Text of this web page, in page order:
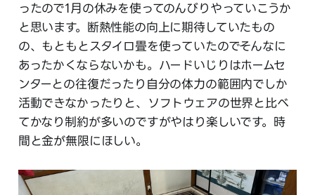
ったので1月の休みを使ってのんびりやっていこうか
と思います。断熱性能の向上に期待していたもの
の、もともとスタイロ畳を使っていたのでそんなに
あったかくならないかも。ハードいじりはホームセ
ンターとの往復だったり自分の体力の範囲内でしか
活動できなかったりと、ソフトウェアの世界と比べ
てかなり制約が多いのですがやはり楽しいです。時
間と金が無限にほしい。